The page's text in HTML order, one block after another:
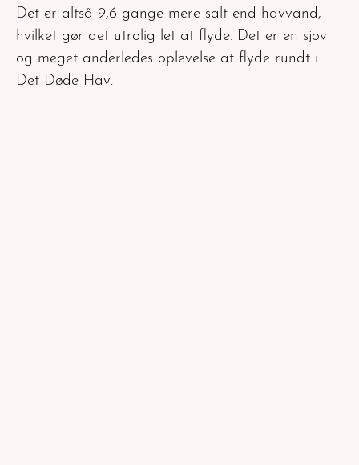
Det er altså 9,6 gange mere salt end havvand,
hvilket gør det utrolig let at flyde. Det er en sjov
og meget anderledes oplevelse at flyde rundt i
Det Døde Hav.